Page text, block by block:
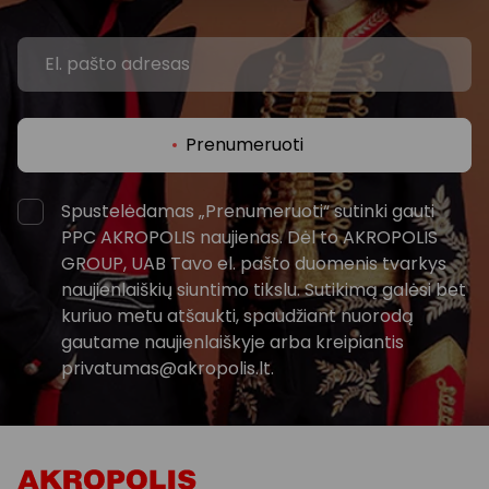
Prenumeruoti
Spustelėdamas „Prenumeruoti“ sutinki gauti
PPC AKROPOLIS naujienas. Dėl to AKROPOLIS
GROUP, UAB Tavo el. pašto duomenis tvarkys
naujienlaiškių siuntimo tikslu. Sutikimą galėsi bet
kuriuo metu atšaukti, spaudžiant nuorodą
gautame naujienlaiškyje arba kreipiantis
privatumas@akropolis.lt.